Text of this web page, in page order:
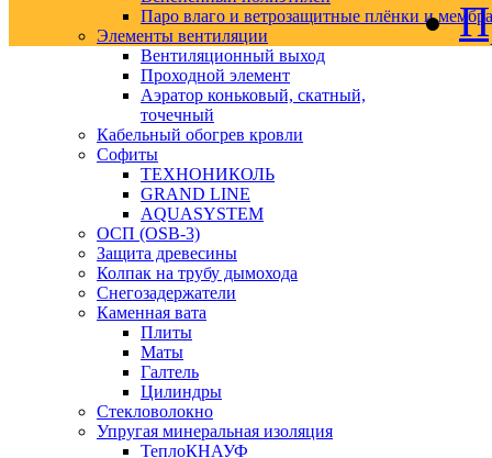
Паро влаго и ветрозащитные плёнки и
Элементы вентиляции
Вентиляционный выход
Проходной элемент
Аэратор коньковый, скатный,
точечный
Кабельный обогрев кровли
Софиты
ТЕХНОНИКОЛЬ
GRAND LINE
AQUASYSTEM
ОСП (OSB-3)
Защита древесины
Колпак на трубу дымохода
Снегозадержатели
Каменная вата
Плиты
Маты
Галтель
Цилиндры
Стекловолокно
Упругая минеральная изоляция
ТеплоКНАУФ